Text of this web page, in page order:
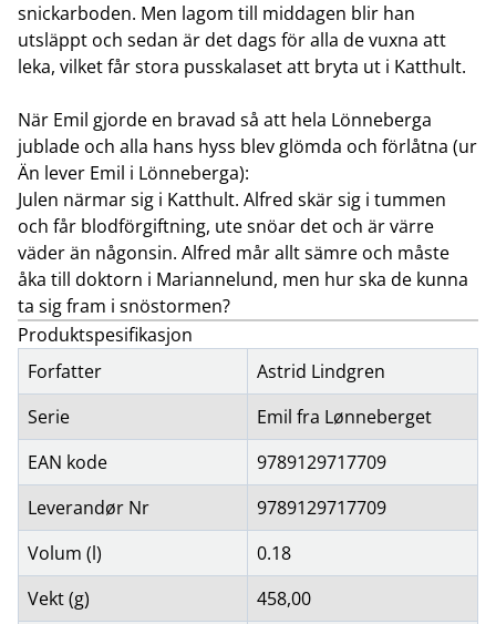
snickarboden. Men lagom till middagen blir han
utsläppt och sedan är det dags för alla de vuxna att
leka, vilket får stora pusskalaset att bryta ut i Katthult.
När Emil gjorde en bravad så att hela Lönneberga
jublade och alla hans hyss blev glömda och förlåtna (ur
Än lever Emil i Lönneberga):
Julen närmar sig i Katthult. Alfred skär sig i tummen
och får blodförgiftning, ute snöar det och är värre
väder än någonsin. Alfred mår allt sämre och måste
åka till doktorn i Mariannelund, men hur ska de kunna
ta sig fram i snöstormen?
Produktspesifikasjon
Forfatter
Astrid Lindgren
Serie
Emil fra Lønneberget
EAN kode
9789129717709
Leverandør Nr
9789129717709
Volum (l)
0.18
Vekt (g)
458,00